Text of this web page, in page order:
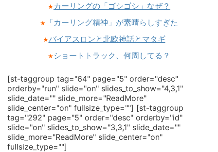
★ カーリングの「ゴシゴシ」なぜ？
★ 「カーリング精神」が素晴らしすぎた
★バイアスロンと北欧神話とマタギ
★ ショートトラック、何周してる？
[st-taggroup tag="64" page="5" order="desc"
orderby="run" slide="on" slides_to_show="4,3,1"
slide_date="" slide_more="ReadMore"
slide_center="on" fullsize_type=""] [st-taggroup
tag="292" page="5" order="desc" orderby="id"
slide="on" slides_to_show="3,3,1" slide_date=""
slide_more="ReadMore" slide_center="on"
fullsize_type=""]